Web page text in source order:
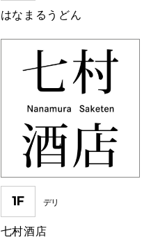
はなまるうどん
1F デリ
七村酒店
企業情報
お問い合わせ
利用規約
ソーシャル